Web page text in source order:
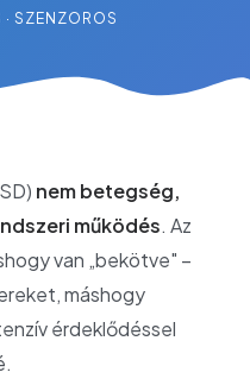
· SZENZOROS
nem betegség,
működés. Az
van „bekötve" –
máshogy
érdeklődéssel